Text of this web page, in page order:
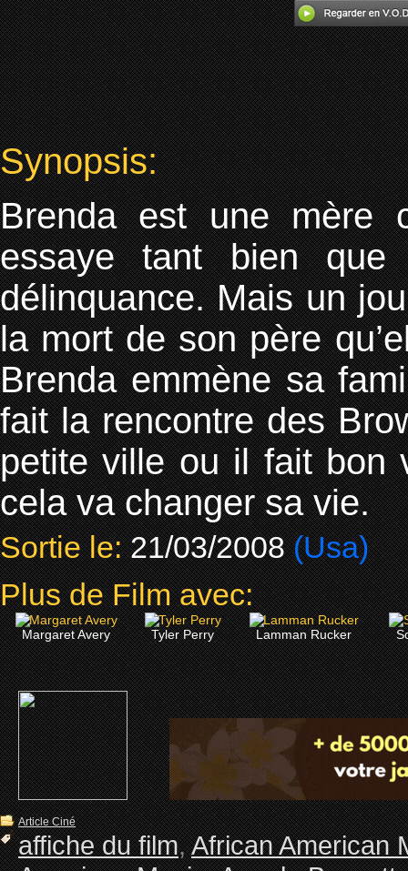
Synopsis:
Brenda est une mère
essaye tant bien que
délinquance. Mais un
la mort de son père
Brenda emmène sa
fait la rencontre des
petite ville ou il fait bon
cela va changer sa vie.
Sortie le: 21/03/2008 (Usa)
Plus de Film avec:
Margaret Avery Tyler Perry Lamman Rucker
Article Ciné
affiche du film,African American